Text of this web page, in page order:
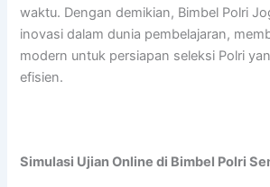
waktu. Dengan demikian, Bimbel Polri
inovasi dalam dunia pembelajaran,
modern untuk persiapan seleksi Polri
efisien.
Simulasi Ujian Online di Bimbel Polri